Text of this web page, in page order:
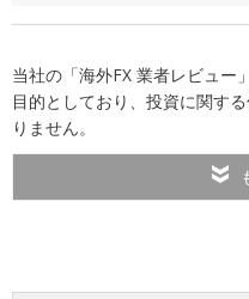
当社の「海外FX 業者レビュー
目的としており、投資に関す
りません。